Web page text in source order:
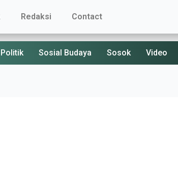
Redaksi Contact
Politik Sosial Budaya Sosok Video